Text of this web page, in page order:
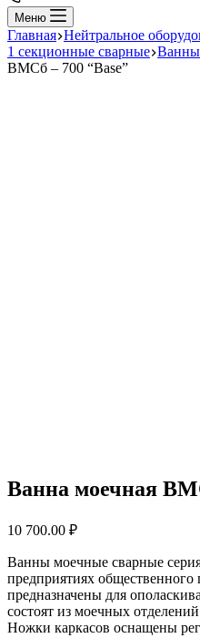
Меню
Главная Нейтральное
1 секционные сварные Ванны
ВМСб – 700 “Base”
Ванна моечная
10 700.00 ₽
Ванны моечные сварные
предприятиях общественного
предназначены для
состоят из моечных
Ножки каркасов оснащены